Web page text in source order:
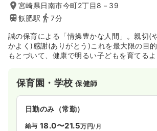
宮崎県日南市今町2丁目8－39
飫肥駅
7分
誠の保育による「情操豊かな人間」。親切(
かよく)感謝(ありがとう)これを最大限の目
もとづいて、健康で明るい子どもを育てるよ
保育園・学校保健師
日勤のみ（常勤）
給与 18.0〜21.5万円/月